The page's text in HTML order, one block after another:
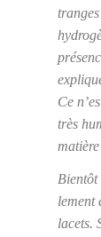
Ce
très
le­ment
lacets.